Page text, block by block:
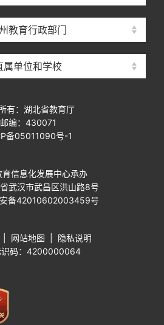
教育行政部门
属单位和学校
有：湖北省教育厅
邮编：430071
备05011090号-1
育信息化发展中心承办
武汉市武昌区洪山路8号
备42010602003459号
网站地图
隐私说明
识码：4200000064